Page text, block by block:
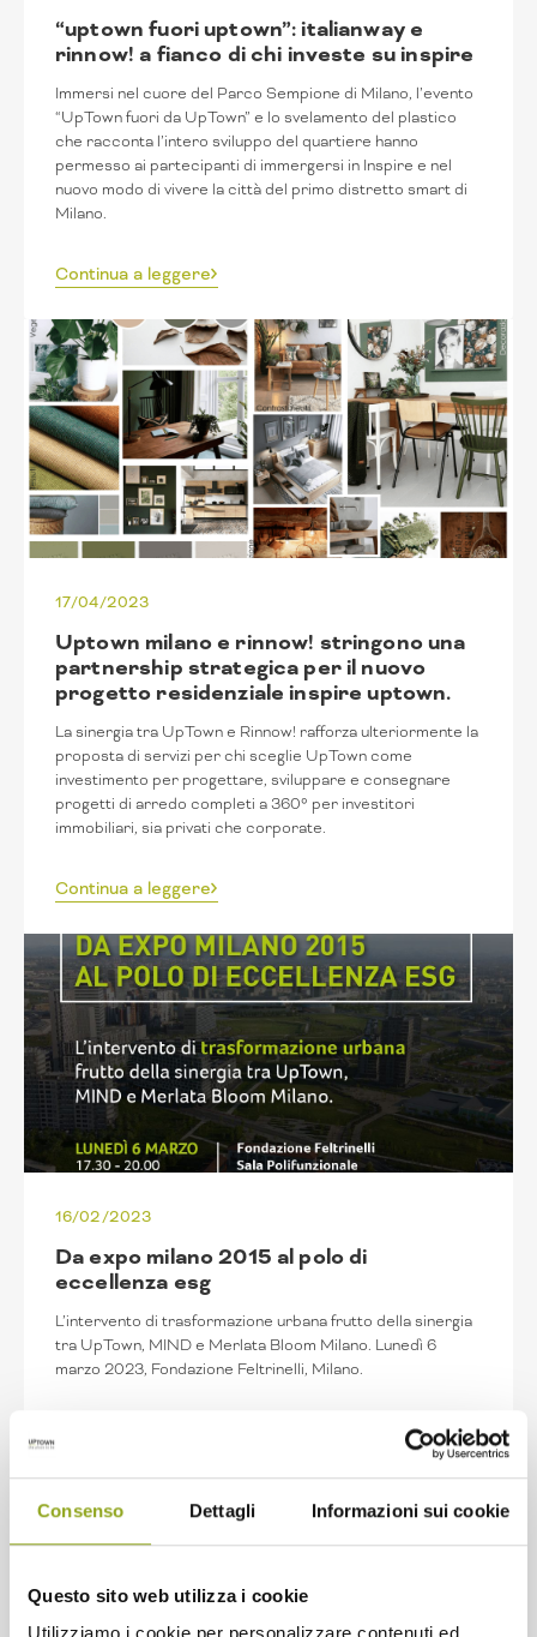
Consenso Dettagli Informazioni sui cookie
Questo sito web utilizza i cookie
“uptown fuori uptown”: italianway e
rinnow! a fianco di chi investe su inspire
Immersi nel cuore del Parco Sempione di Milano, l’evento
“UpTown fuori da UpTown” e lo svelamento del plastico
che racconta l’intero sviluppo del quartiere hanno
permesso ai partecipanti di immergersi in Inspire e nel
nuovo modo di vivere la città del primo distretto smart di
Milano.
Continua a leggere
17/04/2023
Uptown milano e rinnow! stringono una
partnership strategica per il nuovo
progetto residenziale inspire uptown.
La sinergia tra UpTown e Rinnow! rafforza ulteriormente la
proposta di servizi per chi sceglie UpTown come
investimento per progettare, sviluppare e consegnare
progetti di arredo completi a 360° per investitori
immobiliari, sia privati che corporate.
Continua a leggere
16/02/2023
Da expo milano 2015 al polo di
eccellenza esg
L’intervento di trasformazione urbana frutto della sinergia
tra UpTown, MIND e Merlata Bloom Milano. Lunedì 6
marzo 2023, Fondazione Feltrinelli, Milano.
Continua a leggere